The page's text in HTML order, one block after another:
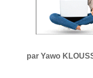
parYawo